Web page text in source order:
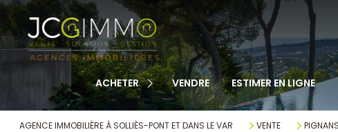
ACHETER
TOUS NOS BIENS
APPARTEMENTS
MAISONS
TERRAINS
CABANONS
VENDRE ESTIMER EN LIGNE
AGENCE IMMOBILIÈRE À SOLLIÈS-PONT ET DANS LE VAR VENTE PIGNANS